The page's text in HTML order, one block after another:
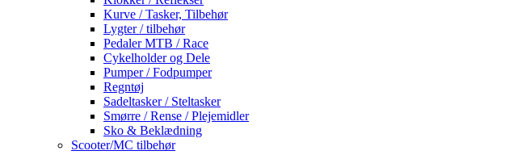
Kurve / Tasker, Tilbehør
Lygter / tilbehør
Pedaler MTB / Race
Cykelholder og Dele
Pumper / Fodpumper
Regntøj
Sadeltasker / Steltasker
Smørre / Rense / Plejemidler
Sko & Beklædning
Scooter/MC tilbehør